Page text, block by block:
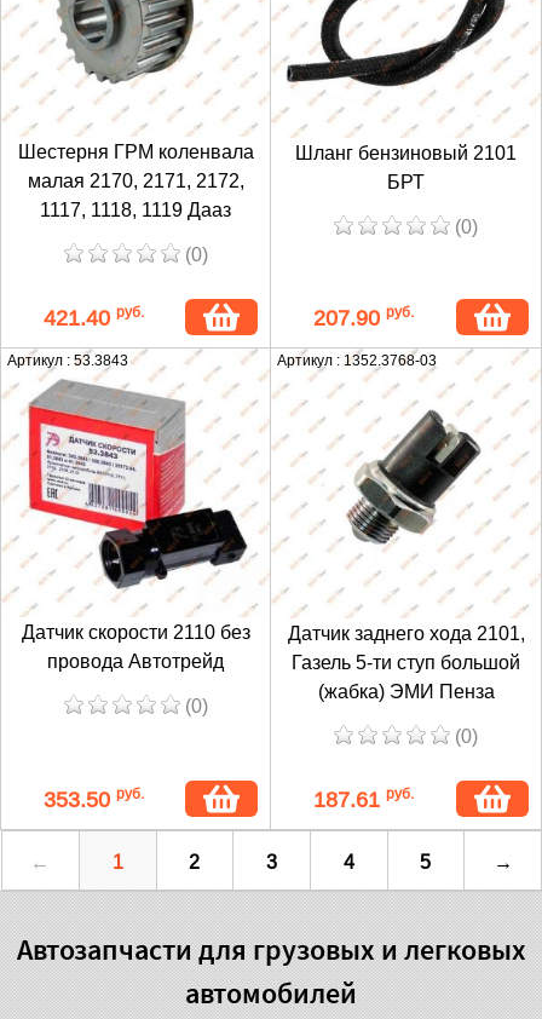
Шестерня ГРМ коленвала
малая 2170, 2171, 2172,
1117, 1118, 1119 Дааз
(0)
421.40 руб.
Шланг бензиновый 2101
БРТ
(0)
207.90 руб.
Артикул : 53.3843
Датчик скорости 2110 без
провода Автотрейд
(0)
353.50 руб.
Артикул : 1352.3768-03
Датчик заднего хода 2101,
Газель 5-ти ступ большой
(жабка) ЭМИ Пенза
(0)
187.61 руб.
← 1 2 3 4 5 →
Автозапчасти для грузовых и легковых
автомобилей